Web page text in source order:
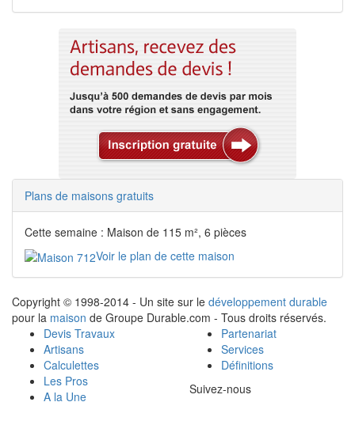
Plans de maisons gratuits
Cette semaine : Maison de 115 m², 6 pièces
Voir le plan de cette maison
Copyright © 1998-2014 - Un site sur le développement durable
pour la maison de Groupe Durable.com - Tous droits réservés.
Devis Travaux
Artisans
Calculettes
Les Pros
A la Une
Partenariat
Services
Définitions
Suivez-nous